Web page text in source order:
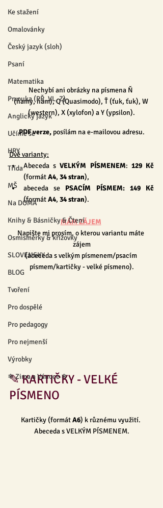
Ke stažení
Omalovánky
Český jazyk (sloh)
Psaní
Matematika
Prvouka (PŘ, VL, Z)
Anglický jazyk
Učíme se
HRY
Třída
MŠ
Na DOMA
Knihy & Básničky & Čtení
Osmisměrky & křížovky
SLOVENSKY
BLOG
Tvoření
Pro dospělé
Pro pedagogy
Pro nejmenší
Výrobky
❄ Zima a Vánoce ❄
Nechybí ani obrázky na písmena Ň
(ňamy, ňam), Q (Quasimodo), Ť (ťuk, ťuk), W
(western), X (xylofon) a Y (ypsilon).
PDF verze, posílám na e-mailovou adresu.
Dvě varianty:
Abeceda s VELKÝM PÍSMENEM: 129 Kč
(formát A4, 34 stran),
abeceda se PSACÍM PÍSMEM: 149 Kč
(formát A4, 34 stran).
MÁM ZÁJEM
Napište mi prosím, o kterou variantu máte
zájem
(abeceda s velkým písmenem/psacím
písmem/kartičky - velké písmeno).
✎ KARTIČKY - VELKÉ
PÍSMENO
Kartičky (formát A6) k různému využití.
Abeceda s VELKÝM PÍSMENEM.